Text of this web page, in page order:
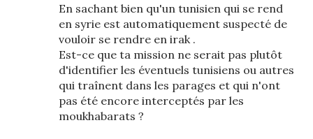
En sachant bien qu'un tunisien qui se rend
en syrie est automatiquement suspecté de
vouloir se rendre en irak .
Est-ce que ta mission ne serait pas plutôt
d'identifier les éventuels tunisiens ou autres
qui traînent dans les parages et qui n'ont
pas été encore interceptés par les
moukhabarats ?